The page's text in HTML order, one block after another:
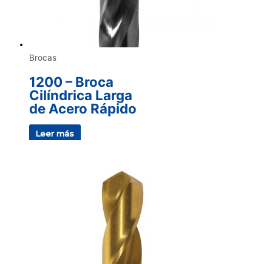
Brocas
1200 – Broca
Cilíndrica Larga
de Acero Rápido
Leer más